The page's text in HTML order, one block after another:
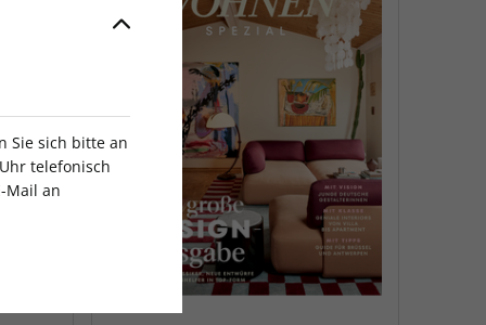
Sie sich bitte an
telefonisch
Mail an